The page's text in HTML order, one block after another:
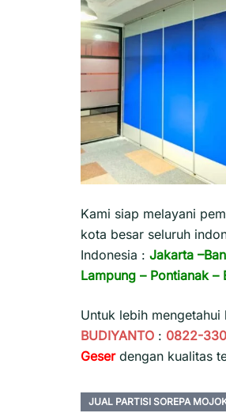
Kami siap melayani
kota besar seluruh
Indonesia : Jakarta –
Lampung – Pontianak–
Untuk lebih mengetahui
BUDIYANTO : 0822-
Geser dengan kualitas
JUAL PARTISI SOREPA